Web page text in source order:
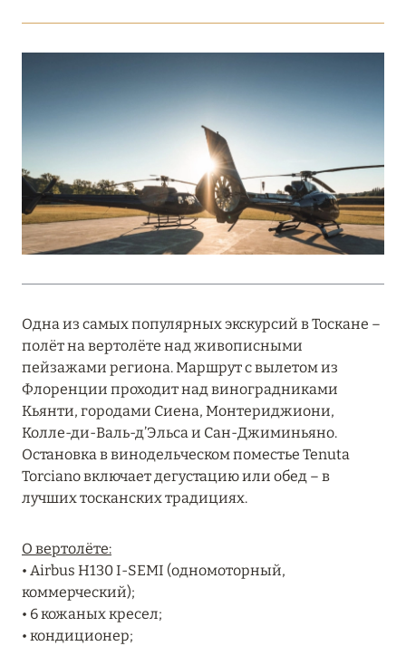
THE ST. REGIS MALDIVES VOMMULI:
МАНИФЕСТ ЭСТЕТИКИ В САМОМ СЕРДЦЕ
ОКЕАНА
Подробнее
27 апреля 2026
Подробнее
20 марта 2026
MARCH GRAND ESCAPE: ПРЕДЛОЖЕНИЕ ОТ Á
LA CARTE PREMIUM ПО ОТЕЛЮ WALDORF
ASTORIA MALDIVES ITHAAFUSHI, МАЛЬДИВЫ
Подробнее
12 ноября 2025
MANDARIN ORIENTAL JUMEIRA — SUITE
NOVEMBER
Одна из самых популярных экскурсий в Тоскане –
полёт на вертолёте над живописными
пейзажами региона. Маршрут с вылетом из
Флоренции проходит над виноградниками
Кьянти, городами Сиена, Монтериджиони,
Колле-ди-Валь-д’Эльса и Сан-Джиминьяно.
Остановка в винодельческом поместье Tenuta
Torciano включает дегустацию или обед – в
лучших тосканских традициях.
О вертолёте:
• Airbus H130 I-SEMI (одномоторный,
коммерческий);
• 6 кожаных кресел;
• кондиционер;